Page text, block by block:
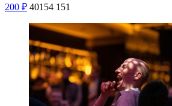
200 ₽ 40154 151